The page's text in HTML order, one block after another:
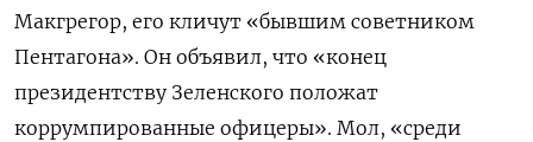
Макгрегор, его кличут «бывшим советником
Пентагона». Он объявил, что «конец
президентству Зеленского положат
коррумпированные офицеры». Мол, «среди